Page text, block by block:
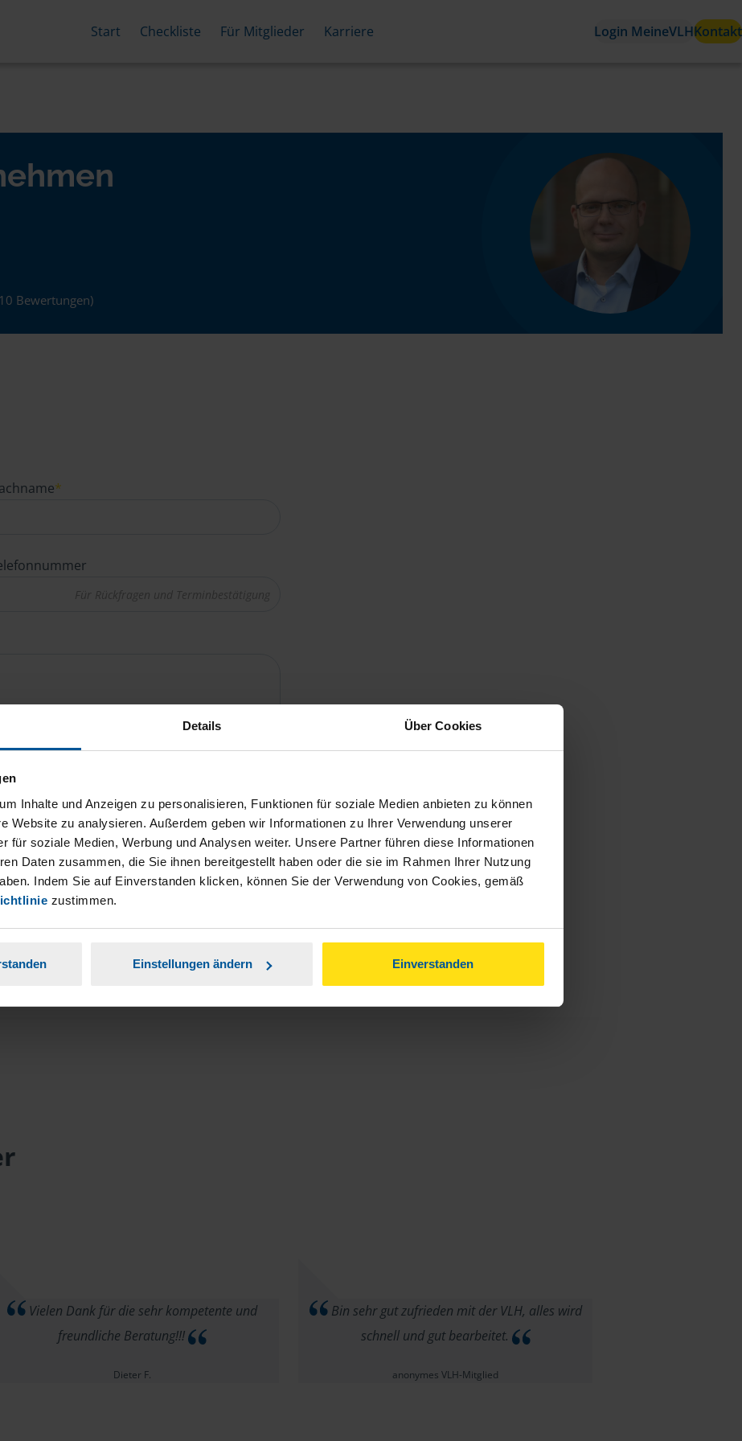
Details Über Cookies
Inhalte und Anzeigen zu personalisieren, Funktionen für soziale Medien anbieten zu können
Website zu analysieren. Außerdem geben wir Informationen zu Ihrer Verwendung unserer
für soziale Medien, Werbung und Analysen weiter. Unsere Partner führen diese Informationen
Daten zusammen, die Sie ihnen bereitgestellt haben oder die sie im Rahmen Ihrer Nutzung
Indem Sie auf Einverstanden klicken, können Sie der Verwendung von Cookies, gemäß
zustimmen.
Einstellungen ändern Einverstanden
Start Checkliste Für Mitglieder Karriere Login MeineVLHKontakt
Bewertungen)
*
damit einverstanden, dass meine
Analyse der Zugriffsquelle
Vielen Dank für die sehr kompetente und
freundliche Beratung!!!
Dieter F.
Bin sehr gut zufrieden mit der VLH, alles wird
schnell und gut bearbeitet.
anonymes VLH-Mitglied